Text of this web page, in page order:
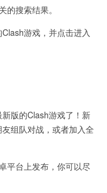
搜索结果。
游戏，并点击进入
版的Clash游戏了！新
组队对战，或者加入全
台上发布，你可以尽